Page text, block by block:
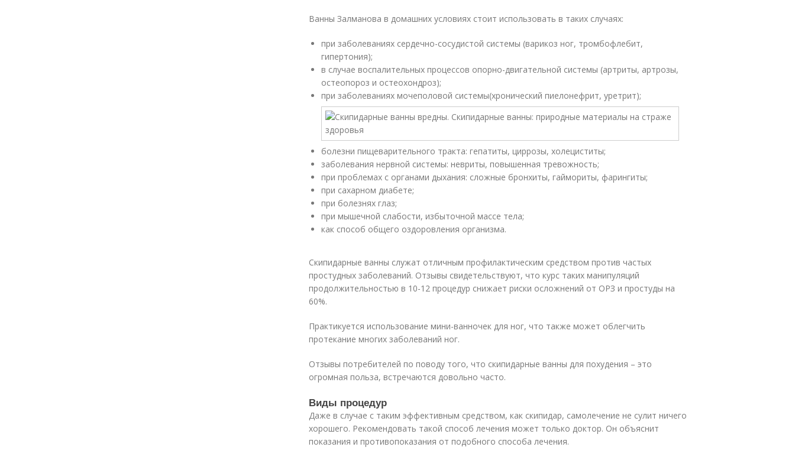
Ванны Залманова в домашних условиях стоит использовать в таких случаях:
при заболеваниях сердечно-сосудистой системы (варикоз ног, тромбофлебит,
гипертония);
в случае воспалительных процессов опорно-двигательной системы (артриты, артрозы,
остеопороз и остеохондроз);
при заболеваниях мочеполовой системы(хронический пиелонефрит, уретрит);
болезни пищеварительного тракта: гепатиты, циррозы, холециститы;
заболевания нервной системы: невриты, повышенная тревожность;
при проблемах с органами дыхания: сложные бронхиты, гаймориты, фарингиты;
при сахарном диабете;
при болезнях глаз;
при мышечной слабости, избыточной массе тела;
как способ общего оздоровления организма.
Скипидарные ванны служат отличным профилактическим средством против частых
простудных заболеваний. Отзывы свидетельствуют, что курс таких манипуляций
продолжительностью в 10-12 процедур снижает риски осложнений от ОРЗ и простуды на
60%.
Практикуется использование мини-ванночек для ног, что также может облегчить
протекание многих заболеваний ног.
Отзывы потребителей по поводу того, что скипидарные ванны для похудения – это
огромная польза, встречаются довольно часто.
Виды процедур
Даже в случае с таким эффективным средством, как скипидар, самолечение не сулит ничего
хорошего. Рекомендовать такой способ лечения может только доктор. Он объяснит
показания и противопоказания от подобного способа лечения.